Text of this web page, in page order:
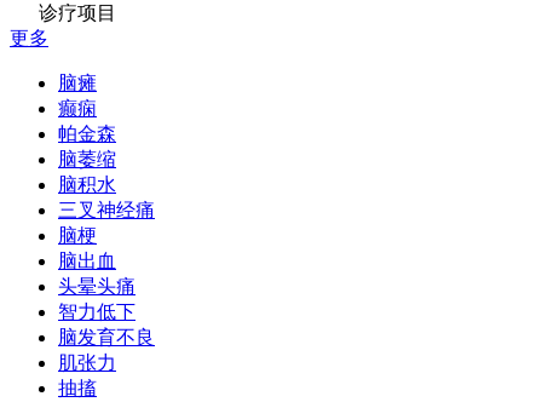
诊疗项目
更多
脑瘫
癫痫
帕金森
脑萎缩
脑积水
三叉神经痛
脑梗
脑出血
头晕头痛
智力低下
脑发育不良
肌张力
抽搐